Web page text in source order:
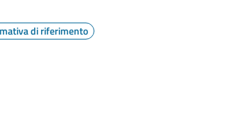
di riferimento